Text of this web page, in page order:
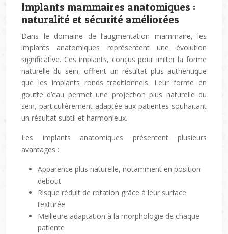
Implants mammaires anatomiques :
naturalité et sécurité améliorées
Dans le domaine de l’augmentation mammaire, les
implants anatomiques représentent une évolution
significative. Ces implants, conçus pour imiter la forme
naturelle du sein, offrent un résultat plus authentique
que les implants ronds traditionnels. Leur forme en
goutte d’eau permet une projection plus naturelle du
sein, particulièrement adaptée aux patientes souhaitant
un résultat subtil et harmonieux.
Les implants anatomiques présentent plusieurs
avantages :
Apparence plus naturelle, notamment en position
debout
Risque réduit de rotation grâce à leur surface
texturée
Meilleure adaptation à la morphologie de chaque
patiente